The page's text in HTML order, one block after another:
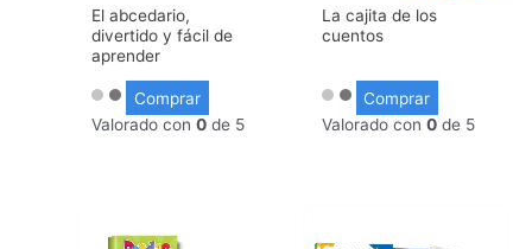
El abcedario,
divertido y fácil de
aprender
Comprar
Valorado con0 de 5
La cajita de los
cuentos
Comprar
Valorado con 0de 5